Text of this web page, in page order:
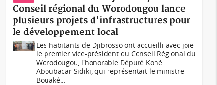
Conseil régional du Worodougou lance
plusieurs projets d'infrastructures pour
le développement local
Les habitants de Djibrosso ont accueilli avec joie
le premier vice-président du Conseil Régional du
Worodougou, l'honorable Député Koné
Aboubacar Sidiki, qui représentait le ministre
Bouaké...